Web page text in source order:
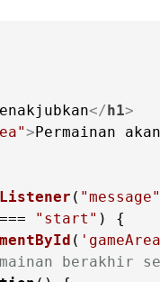
</h1>
>Permainan
( "message"
"start"
(
berakhir